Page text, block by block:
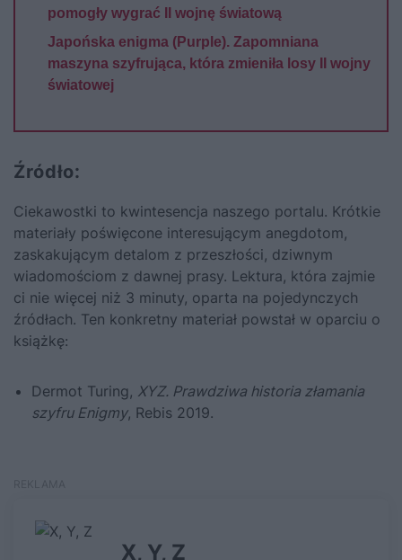
pomogły wygrać II wojnę światową
Japońska enigma (Purple). Zapomniana
maszyna szyfrująca, która zmieniła losy II wojny
światowej
Źródło:
Ciekawostki to kwintesencja naszego portalu. Krótkie
materiały poświęcone interesującym anegdotom,
zaskakującym detalom z przeszłości, dziwnym
wiadomościom z dawnej prasy. Lektura, która zajmie
ci nie więcej niż 3 minuty, oparta na pojedynczych
źródłach. Ten konkretny materiał powstał w oparciu o
książkę:
Dermot Turing, XYZ. Prawdziwa historia złamania
szyfru Enigmy, Rebis 2019.